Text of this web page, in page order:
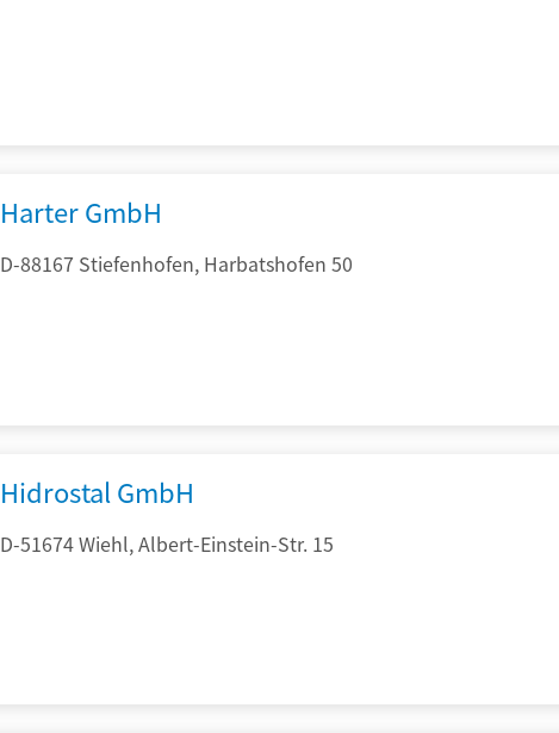
Harter GmbH
D-88167 Stiefenhofen, Harbatshofen 50
Hidrostal GmbH
D-51674 Wiehl, Albert-Einstein-Str. 15